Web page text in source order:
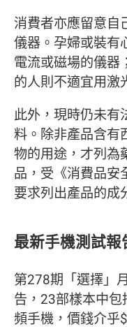
消費者亦應留意自
儀器。孕婦或裝有
電流或磁場的儀器
的人則不適宜用激
此外，現時仍未有
料。除非產品含有
物的用途，才列為
品，受《消費品安
要求列出產品的成
最新手機測試報
第278期「選擇」
告，23部樣本中
頻手機，價錢介乎